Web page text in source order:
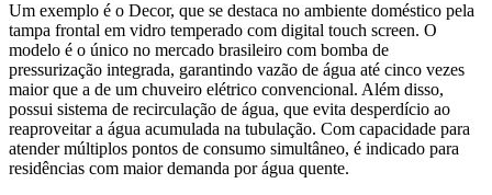
Um exemplo é o Decor, que se destaca no ambiente doméstico pela
tampa frontal em vidro temperado com digital touch screen. O
modelo é o único no mercado brasileiro com bomba de
pressurização integrada, garantindo vazão de água até cinco vezes
maior que a de um chuveiro elétrico convencional. Além disso,
possui sistema de recirculação de água, que evita desperdício ao
reaproveitar a água acumulada na tubulação. Com capacidade para
atender múltiplos pontos de consumo simultâneo, é indicado para
residências com maior demanda por água quente.